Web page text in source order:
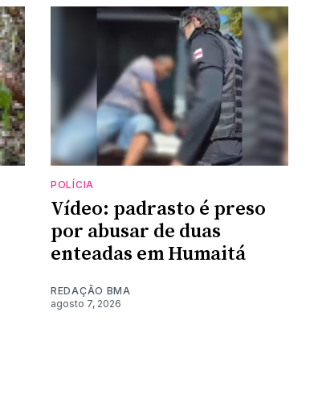
POLÍCIA
Vídeo: padrasto é preso
por abusar de duas
enteadas em Humaitá
REDAÇÃO BMA
agosto 7, 2026